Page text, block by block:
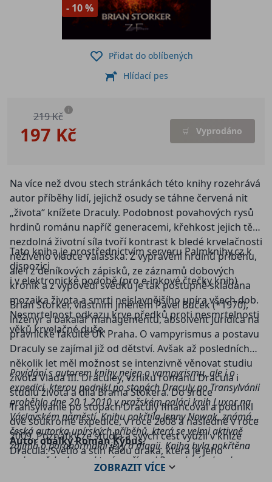
- 10 %
197 Kč
219 Kč i
Vyprodáno
Přidat do oblíbených
Hlídací pes
Na více než dvou stech stránkách této knihy rozehrává
autor příběhy lidí, jejichž osudy se táhne červená nit
„života“ knížete Draculy. Podobnost povahových rysů
hrdinů románu napříč generacemi, křehkost jejich těla
nezdolná životní síla tvoří kontrast k bledé krvelačnosti
neživého vládce Valašska. Z vyprávění hrdinů příběhu,
ale i z deníkových zápisků, ze záznamů dobových
kronik a z výpovědí svědků je tak postupně skládána
mozaika života a smrti nejslavnějšího upíra všech dob.
Nesmrtelnost odkazu krve předků proti nesmrtelnosti
věků krvelačné duše.
Tato kniha je prostřednictvím serveru Palmknihy.cz k
dispozici
i v elektronické podobě (pro e-inkové čtečky knih)
Brian Storker, vlastním jménem Pavel Buček (*1970),
inženýr a bakalář managementu, absolvent Juridica na
právnické fakultě UK Praha. O vampyrismus a postavu
Draculy se zajímal již od dětství. Avšak až posledních
několik let měl možnost se intenzivně věnovat studiu
života Vlada III. Draculey, vzniku románu Dracula i
studiu života a díla Brama Stokera. Do srdce
Transylvánie po stopách Draculy financoval a podnikl
dvě soukromé expedice, v roce 2008 a následně v roce
2009. Poznatky ze studia a svých cest využil v knize
Dracula: Světlo a stín Řádu draka, která je jeho
Povídání s autorem knihy nejen o vampyrismu, ale i o
expedici, kterou podnikl po stopách Draculy po Transylvánii
proběhlo dne 20.1.2010 v pražském paláci knih Luxor na
Václavském náměstí. Knihu pokřtila Jenny Nowak, známá
česká autorka upírských příběhů, která se velmi aktivně
zajímá o paranormální jevy a magii. Kniha byla pokřtěna
vodou z řeky Arges, která zurčí pod Draculovým hradem
Poienari v samém srdci Transylvánie.
Autor obálky Roman Kýbus.
ZOBRAZITVÍCE